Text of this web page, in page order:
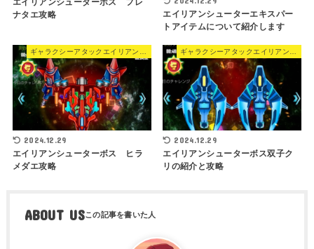
ナタエ攻略
エイリアンシューターエキスパー
トアイテムについて紹介します
2024.12.29
エイリアンシューターボス ヒラ
メダエ攻略
2024.12.29
エイリアンシューターボス双子ク
リの紹介と攻略
ABOUT US